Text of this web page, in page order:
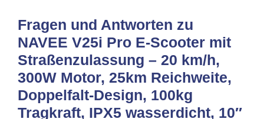
Fragen und Antworten zu
NAVEE V25i Pro E-Scooter mit
Straßenzulassung – 20 km/h,
300W Motor, 25km Reichweite,
Doppelfalt-Design, 100kg
Tragkraft, IPX5 wasserdicht, 10″